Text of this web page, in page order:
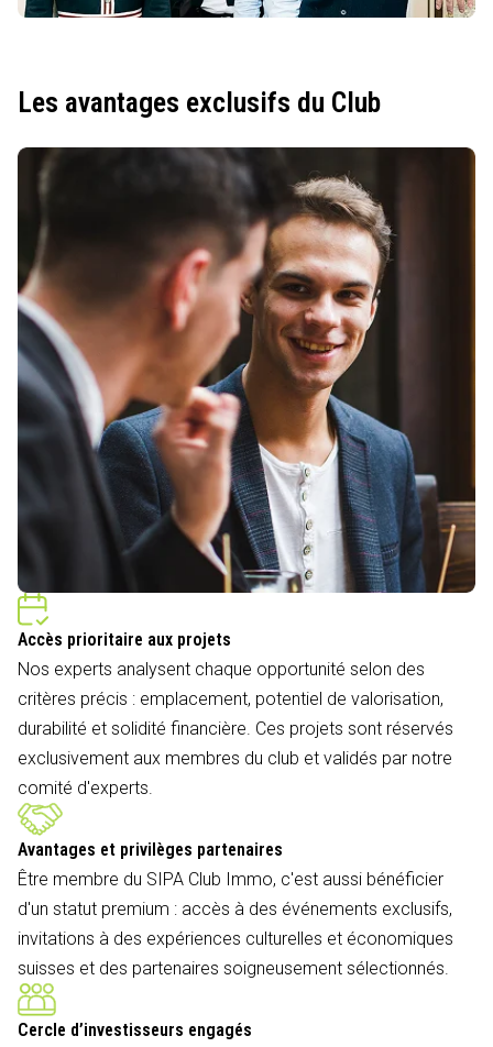
Les avantages exclusifs du Club
Accès prioritaire aux projets
Nos experts analysent chaque opportunité selon des
critères précis : emplacement, potentiel de valorisation,
durabilité et solidité financière. Ces projets sont réservés
exclusivement aux membres du club et validés par notre
comité d'experts.
Avantages et privilèges partenaires
Être membre du SIPA Club Immo, c'est aussi bénéficier
d'un statut premium : accès à des événements exclusifs,
invitations à des expériences culturelles et économiques
suisses et des partenaires soigneusement sélectionnés.
Cercle d’investisseurs engagés